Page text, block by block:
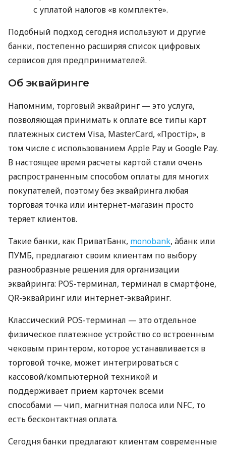
с уплатой налогов «в комплекте».
Подобный подход сегодня используют и другие
банки, постепенно расширяя список цифровых
сервисов для предпринимателей.
Об эквайринге
Напомним, торговый эквайринг — это услуга,
позволяющая принимать к оплате все типы карт
платежных систем Visa, MasterCard, «Простір», в
том числе с использованием Apple Pay и Google Pay.
В настоящее время расчеты картой стали очень
распространенным способом оплаты для многих
покупателей, поэтому без эквайринга любая
торговая точка или интернет-магазин просто
теряет клиентов.
Такие банки, как ПриватБанк, monobank, àбанк или
ПУМБ, предлагают своим клиентам по выбору
разнообразные решения для организации
эквайринга: POS-терминал, терминал в смартфоне,
QR-эквайринг или интернет-эквайринг.
Классический POS-терминал — это отдельное
физическое платежное устройство со встроенным
чековым принтером, которое устанавливается в
торговой точке, может интегрироваться с
кассовой/компьютерной техникой и
поддерживает прием карточек всеми
способами — чип, магнитная полоса или NFC, то
есть бесконтактная оплата.
Сегодня банки предлагают клиентам современные